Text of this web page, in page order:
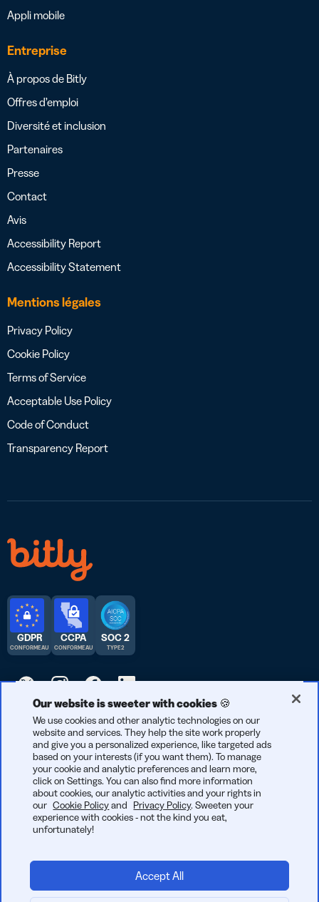
Appli mobile
Entreprise
À propos de Bitly
Offres d’emploi
Diversité et inclusion
Partenaires
Presse
Contact
Avis
Accessibility Report
Accessibility Statement
Mentions légales
Privacy Policy
Cookie Policy
Terms of Service
Acceptable Use Policy
Code of Conduct
Transparency Report
© 2025 Bitly | Fait avec soin à New York City, Denver, Berlin, et
partout dans le monde.
GDPR
CONFORME AU
CCPA
CONFORME AU
SOC 2
TYPE 2
Our website is sweeter with cookies 🍪
We use cookies and other analytic technologies on our
website and services. They help the site work properly
and give you a personalized experience, like targeted ads
based on your interests (if you want them). To manage
your cookie and analytic preferences and learn more,
click on Settings. You can also find more information
about cookies, our analytic activities and your rights in
our Cookie Policyand Privacy Policy. Sweeten your
experience with cookies - not the kind you eat,
unfortunately!
Accept All